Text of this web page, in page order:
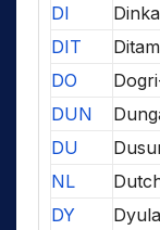
DI
Dinka
DIT
DO
DUN
DU
NL
DY